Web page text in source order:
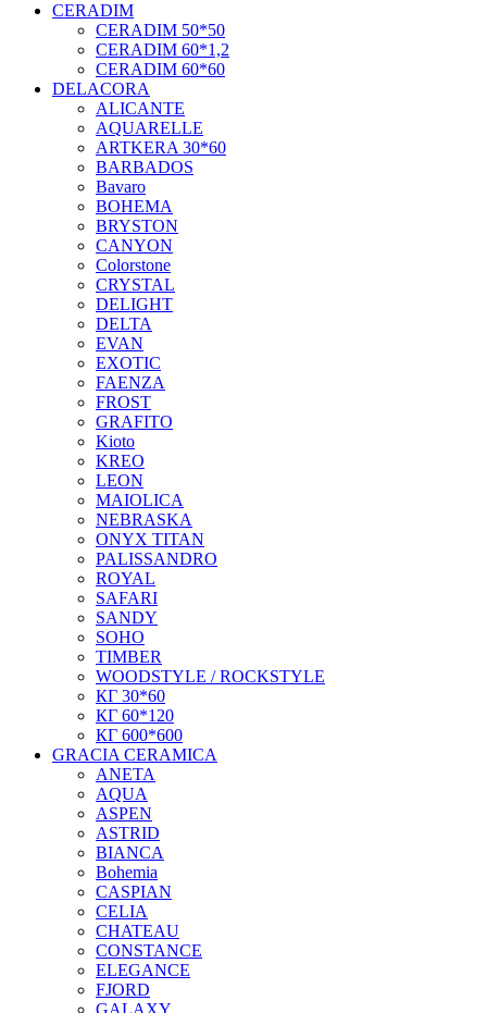
CERADIM
CERADIM 50*50
CERADIM 60*1,2
CERADIM 60*60
DELACORA
ALICANTE
AQUARELLE
ARTKERA 30*60
BARBADOS
Bavaro
BOHEMA
BRYSTON
CANYON
Colorstone
CRYSTAL
DELIGHT
DELTA
EVAN
EXOTIC
FAENZA
FROST
GRAFITO
Kioto
KREO
LEON
MAIOLICA
NEBRASKA
ONYX TITAN
PALISSANDRO
ROYAL
SAFARI
SANDY
SOHO
TIMBER
WOODSTYLE / ROCKSTYLE
КГ 30*60
КГ 60*120
КГ 600*600
GRACIA CERAMICA
ANETA
AQUA
ASPEN
ASTRID
BIANCA
Bohemia
CASPIAN
CELIA
CHATEAU
CONSTANCE
ELEGANCE
FJORD